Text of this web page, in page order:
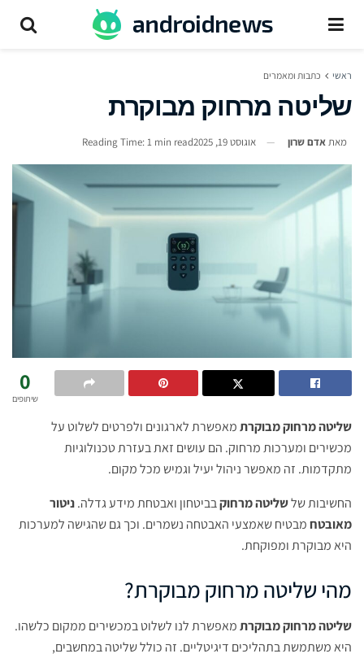
ראשי כתבות ומאמרים
שליטה מרחוק מבוקרת
מאתאדם שרון אוגוסט 19, 2025 Reading Time: 1 min read
0
שיתופים
שליטה מרחוק מבוקרתמאפשרת לארגונים ולפרטים לשלוט על
מכשירים ומערכות מרחוק. הם עושים זאת בעזרת טכנולוגיות
מתקדמות. זה מאפשר ניהול יעיל וגמיש מכל מקום.
החשיבות שלשליטה מרחוקבביטחון ואבטחת מידע גדלה.ניטור
מאובטחמבטיח שאמצעי האבטחה נשמרים. וכך גם שהגישה למערכות
היא מבוקרת ומפוקחת.
מהי שליטה מרחוק מבוקרת?
שליטה מרחוק מבוקרתמאפשרת לנו לשלוט במכשירים ממקום כלשהו.
היא משתמשת בתהליכים דיגיטליים. זה כולל שליטה במחשבים,